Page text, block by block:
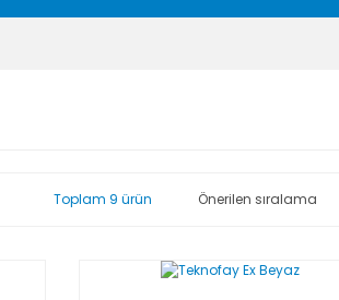
Toplam 9 ürün